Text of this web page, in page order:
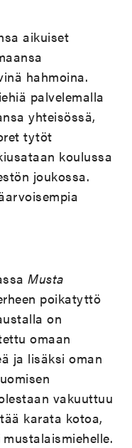
aikuiset
hahmoina.
palvelemalla
yhteisössä,
tytöt
koulussa
joukossa.
Musta
poikatyttö
on
omaan
ja lisäksi oman
vakuuttuu
karata kotoa,